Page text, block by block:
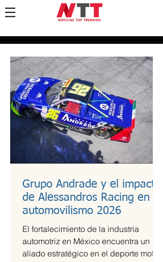
Grupo Andrade y el impacto
de Alessandros Racing en el
automovilismo 2026
El fortalecimiento de la industria
automotriz en México encuentra un
aliado estratégico en el deporte motor,